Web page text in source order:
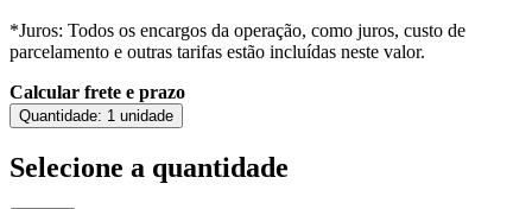
*Juros: Todos os encargos da operação, como juros, custo de
parcelamento e outras tarifas estão incluídas neste valor.
Calcular frete e prazo
Quantidade: 1 unidade
Selecione a quantidade